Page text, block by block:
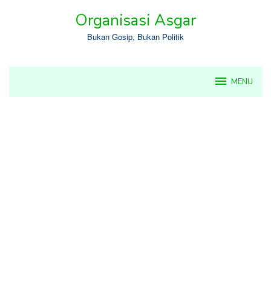
Organisasi Asgar
Bukan Gosip, Bukan Politik
MENU